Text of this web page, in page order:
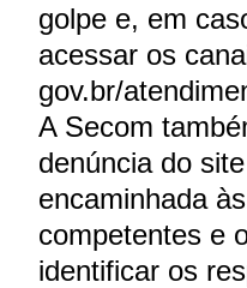
golpe e, em
acessar os
gov.br/
A Secom
denúncia do
encaminhada
competentes e
identificar os